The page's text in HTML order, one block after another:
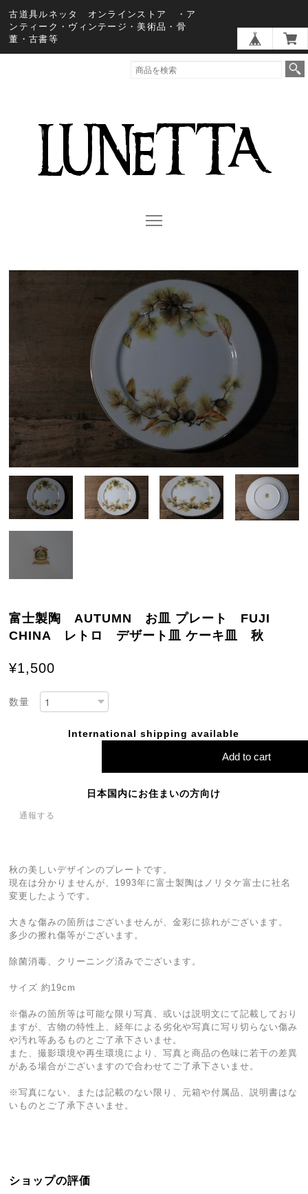
古道具ルネッタ オンラインストア ・ア
ンティーク・ヴィンテージ・美術品・骨
董・古書等
富士製陶 AUTUMN お皿 プレート FUJI
CHINA レトロ デザート皿 ケーキ皿 秋
¥1,500
数量
International shipping available
Add to cart
日本国内にお住まいの方向け
通報する
秋の美しいデザインのプレートです。
現在は分かりませんが、1993年に富士製陶はノリタケ富士に社名
変更したようです。
大きな傷みの箇所はございませんが、金彩に掠れがございます。
多少の擦れ傷等がございます。
除菌消毒、クリーニング済みでございます。
サイズ 約19cm
※傷みの箇所等は可能な限り写真、或いは説明文にて記載しており
ますが、古物の特性上、経年による劣化や写真に写り切らない傷み
や汚れ等あるものとご了承下さいませ。
また、撮影環境や再生環境により、写真と商品の色味に若干の差異
がある場合がございますので合わせてご了承下さいませ。
※写真にない、または記載のない限り、元箱や付属品、説明書はな
いものとご了承下さいませ。
ショップの評価